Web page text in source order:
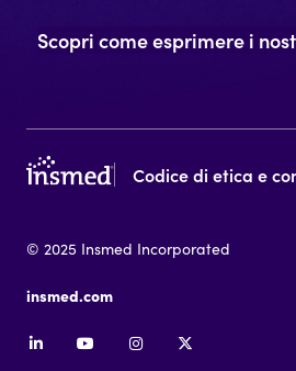
Scopri come esprimere i
Codice di etica e
© 2025 Insmed Incorporated
insmed.com